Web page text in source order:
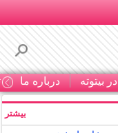
بیتوته درباره ما
بیشتر